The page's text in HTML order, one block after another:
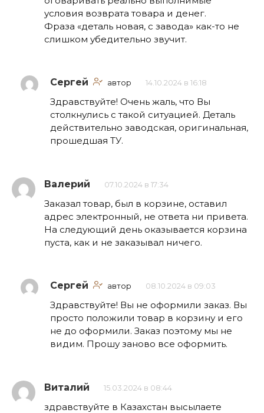
условия возврата товара и денег.
Фраза «деталь новая, с завода» как-то не
слишком убедительно звучит.
Сергей автор 14.10.2024 в 16:18
Здравствуйте! Очень жаль, что Вы
столкнулись с такой ситуацией. Деталь
действительно заводская, оригинальная,
прошедшая ТУ.
Валерий 07.10.2024 в 17:34
Заказал товар, был в корзине, оставил
адрес электронный, не ответа ни привета.
На следующий день оказывается корзина
пуста, как и не заказывал ничего.
Сергей автор 08.10.2024 в 09:03
Здравствуйте! Вы не оформили заказ. Вы
просто положили товар в корзину и его
не до оформили. Заказ поэтому мы не
видим. Прошу заново все оформить.
Виталий 15.03.2024 в 08:44
здравствуйте в Казахстан высылаете